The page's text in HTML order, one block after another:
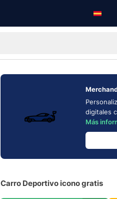
digitales
Más
Carro Deportivo icono gratis